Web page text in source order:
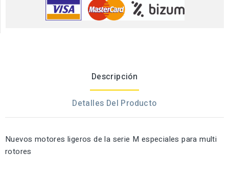
Descripción
Detalles Del Producto
Nuevos motores ligeros de la serie M especiales para multi
rotores